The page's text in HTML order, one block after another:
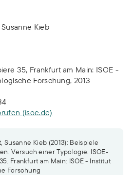
Susanne Kieb
35, Frankfurt am Main: ISOE -
Forschung, 2013
(isoe.de)
Susanne Kieb (2013): Beispiele
Versuch einer Typologie. ISOE-
Frankfurt am Main: ISOE - Institut
Forschung